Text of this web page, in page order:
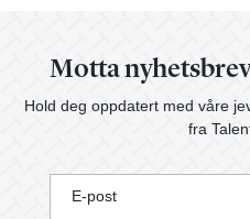
Motta
Hold deg oppdatert med våre
fra
E-post